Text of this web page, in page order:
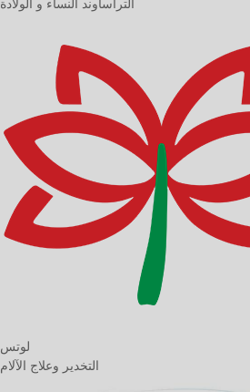
التراساوند النساء و الولادة
لوتس
التخدير وعلاج الآلام